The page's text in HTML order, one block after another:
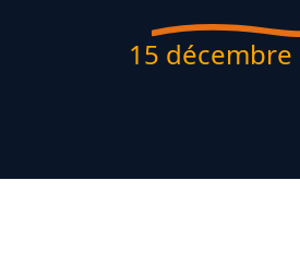
15 décembre